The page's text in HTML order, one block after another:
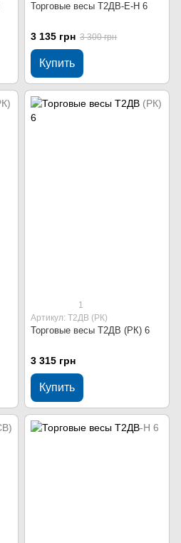
Торговые весы Т2ДВ-Е-Н 6
3 135 грн 3 300 грн
Купить
1
Артикул: Т2ДВ (РК)
Торговые весы Т2ДВ (РК) 6
3 315 грн
Купить